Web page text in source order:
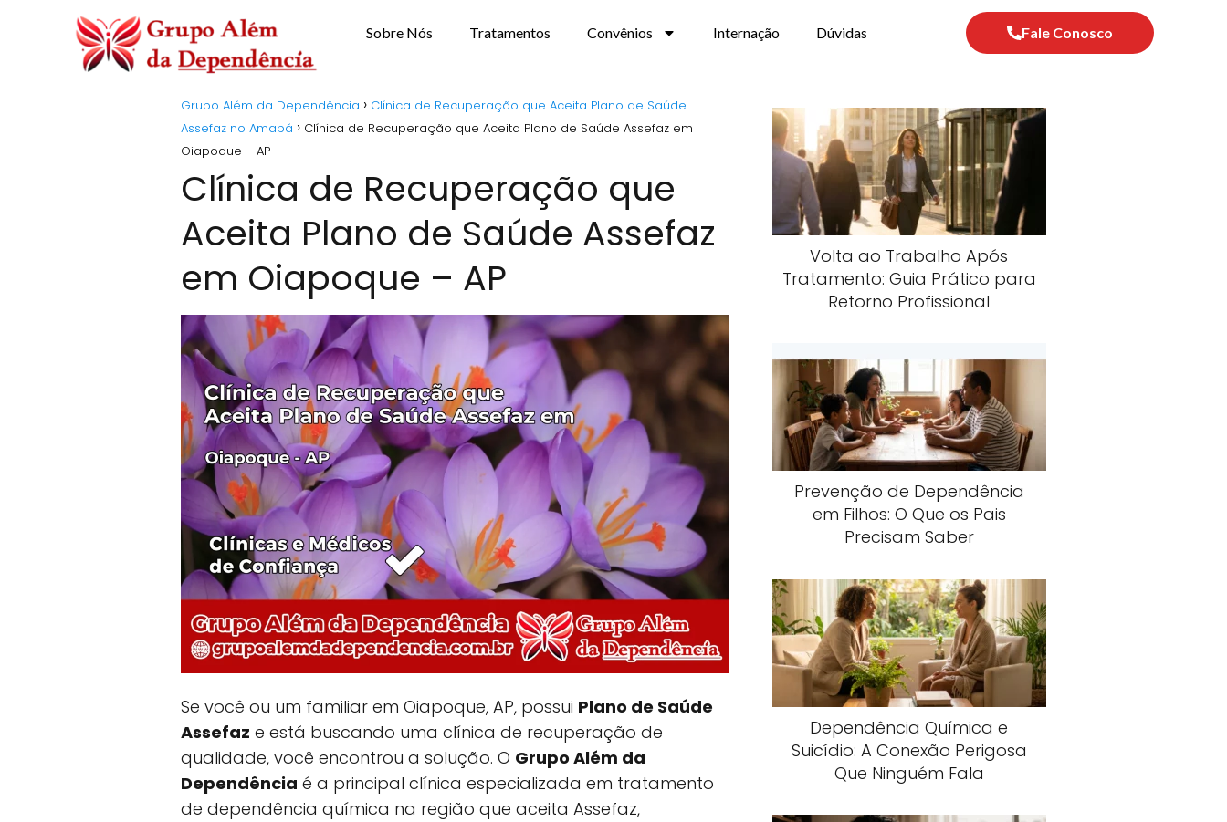
Sobre Nós Tratamentos Convênios Internação Dúvidas Fale Conosco
Grupo Além da Dependência
Clínica de Recuperação que Aceita Plano de Saúde
Assefaz no Amapá
Clínica de Recuperação que Aceita Plano de Saúde Assefaz em
Oiapoque – AP
Clínica de Recuperação que
Aceita Plano de Saúde Assefaz
em Oiapoque – AP
Se você ou um familiar em Oiapoque, AP, possui Plano de Saúde
Assefaz e está buscando uma clínica de recuperação de
qualidade, você encontrou a solução. O Grupo Além da
Dependência é a principal clínica especializada em tratamento
de dependência química na região que aceita Assefaz,
Volta ao Trabalho Após
Tratamento: Guia Prático para
Retorno Profissional
Prevenção de Dependência
em Filhos: O Que os Pais
Precisam Saber
Dependência Química e
Suicídio: A Conexão Perigosa
Que Ninguém Fala